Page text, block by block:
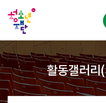
활동갤러리